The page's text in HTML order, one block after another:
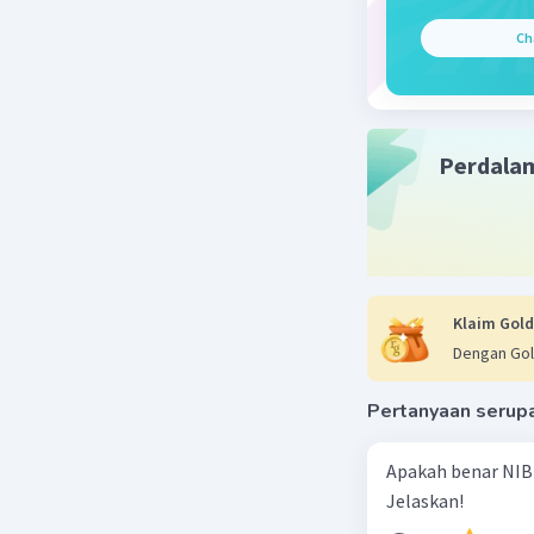
dan
periode.
Nanda R
Klaim
Dengan
Pertanyaan
Apakah benar
Jelaskan!